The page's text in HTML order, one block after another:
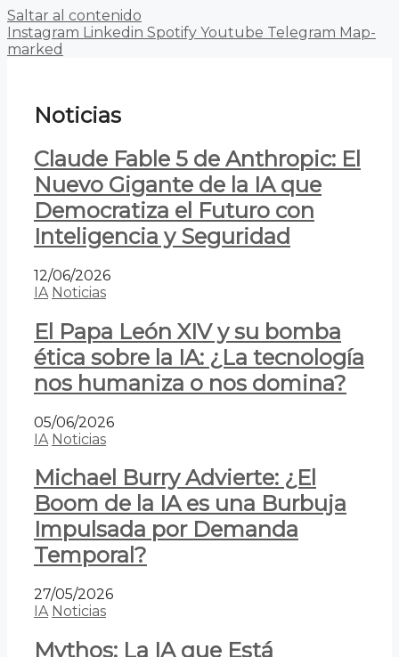
Saltar al contenido
Instagram Linkedin Spotify Youtube Telegram Map-
marked
Noticias
Claude Fable 5 de Anthropic: El
Nuevo Gigante de la IA que
Democratiza el Futuro con
Inteligencia y Seguridad
12/06/2026
IA Noticias
El Papa León XIV y su bomba
ética sobre la IA: ¿La tecnología
nos humaniza o nos domina?
05/06/2026
IA Noticias
Michael Burry Advierte: ¿El
Boom de la IA es una Burbuja
Impulsada por Demanda
Temporal?
27/05/2026
IA Noticias
Mythos: La IA que Está